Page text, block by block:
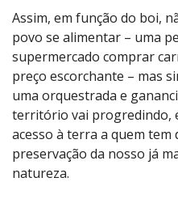
Assim, em função do boi,
povo se alimentar – uma
supermercado comprar
preço escorchante – mas
uma orquestrada e
território vai progredindo,
acesso à terra a quem tem
preservação da nosso já
natureza.